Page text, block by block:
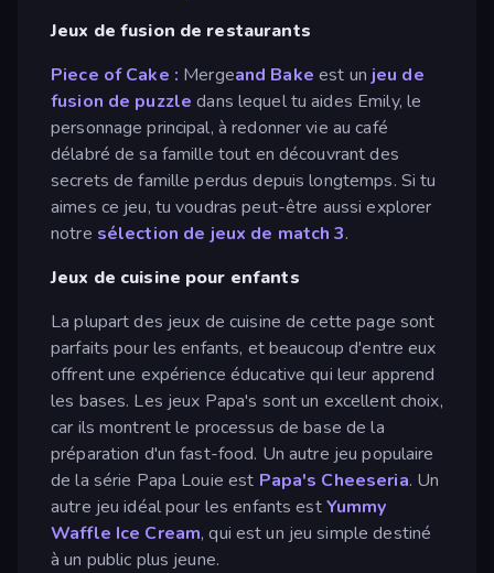
Jeux de fusion de restaurants
Piece of Cake : Mergeand Bake est un jeu de
fusion de puzzle dans lequel tu aides Emily, le
personnage principal, à redonner vie au café
délabré de sa famille tout en découvrant des
secrets de famille perdus depuis longtemps. Si tu
aimes ce jeu, tu voudras peut-être aussi explorer
notre sélection de jeux de match 3.
Jeux de cuisine pour enfants
La plupart des jeux de cuisine de cette page sont
parfaits pour les enfants, et beaucoup d'entre eux
offrent une expérience éducative qui leur apprend
les bases. Les jeux Papa's sont un excellent choix,
car ils montrent le processus de base de la
préparation d'un fast-food. Un autre jeu populaire
de la série Papa Louie est Papa's Cheeseria. Un
autre jeu idéal pour les enfants estYummy
Waffle Ice Cream, qui est un jeu simple destiné
à un public plus jeune.